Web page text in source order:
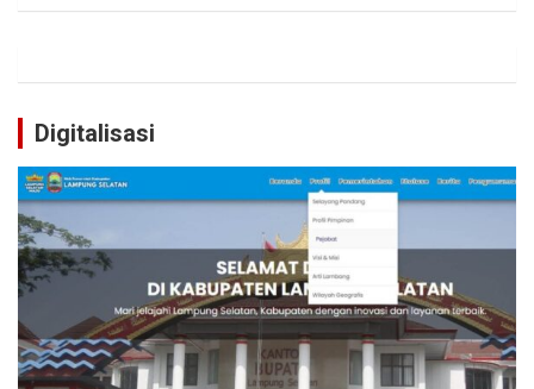
Digitalisasi